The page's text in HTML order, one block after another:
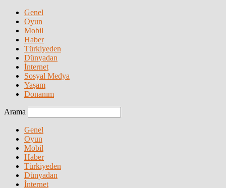
Genel
Oyun
Mobil
Haber
Türkiyeden
Dünyadan
İnternet
Sosyal Medya
Yaşam
Donanım
Arama
Genel
Oyun
Mobil
Haber
Türkiyeden
Dünyadan
İnternet